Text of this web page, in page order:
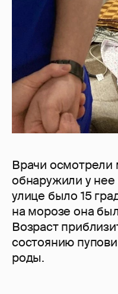
Врачи
обнаружили у
улице было 15
на морозе она
Возраст
состоянию
роды.